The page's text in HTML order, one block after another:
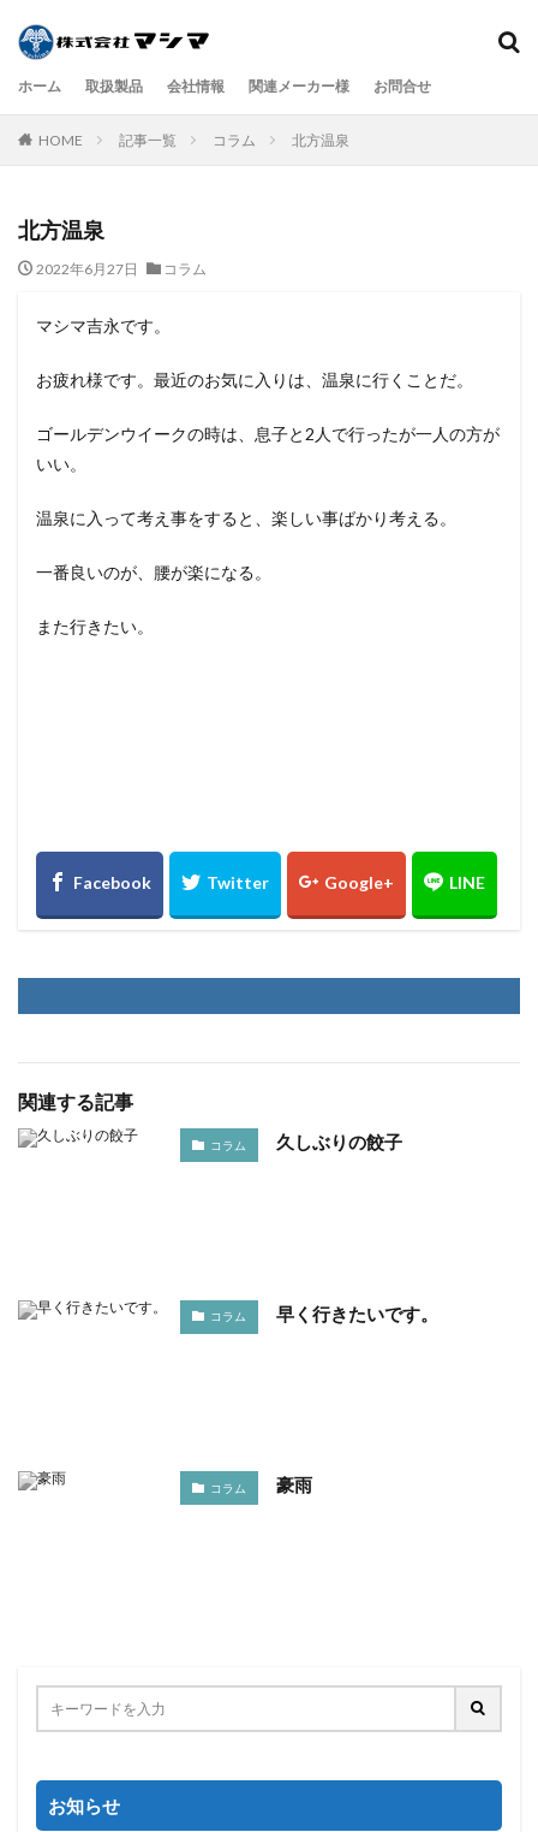
ホーム 取扱製品 会社情報 関連メーカー様 お問合せ
HOME 記事一覧 コラム 北方温泉
北方温泉
2022年6月27日 コラム
マシマ吉永です。
お疲れ様です。最近のお気に入りは、温泉に行くことだ。
ゴールデンウイークの時は、息子と2人で行ったが一人の方が
いい。
温泉に入って考え事をすると、楽しい事ばかり考える。
一番良いのが、腰が楽になる。
また行きたい。
関連する記事
コラム 久しぶりの餃子
コラム 早く行きたいです。
コラム 豪雨
お知らせ
検索